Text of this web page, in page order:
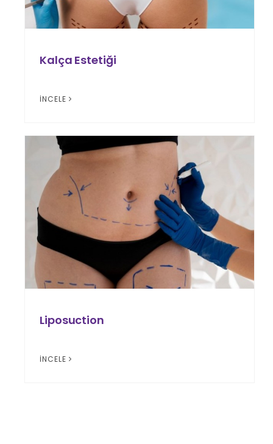
Kalça Estetiği
İNCELE
Liposuction
İNCELE